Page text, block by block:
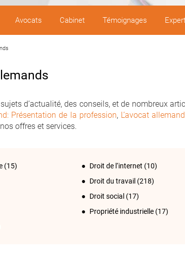
Avocats Cabinet Témoignages
d’actualité, des conseils, et de nombreux
Présentation de la profession, L’avocat allemand
offres et services.
(15) Droit de l‘internet (10)
Droit du travail (218)
Droit social (17)
Propriété industrielle(17)